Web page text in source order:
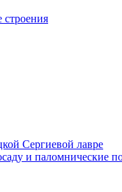
Сергиевой лавре
и паломнические